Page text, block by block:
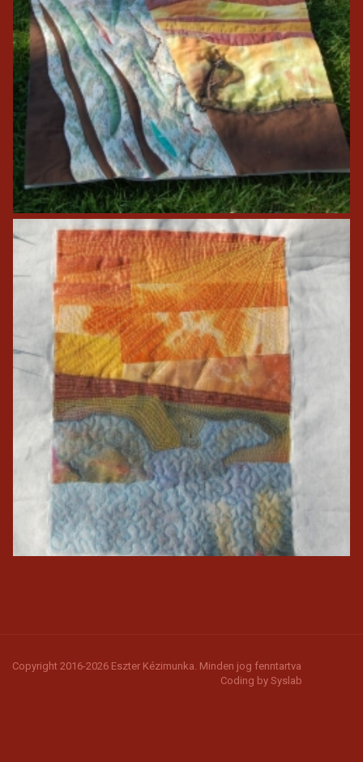
Copyright 2016-2026 Eszter Kézimunka. Minden jog fenntartva
Coding by Syslab